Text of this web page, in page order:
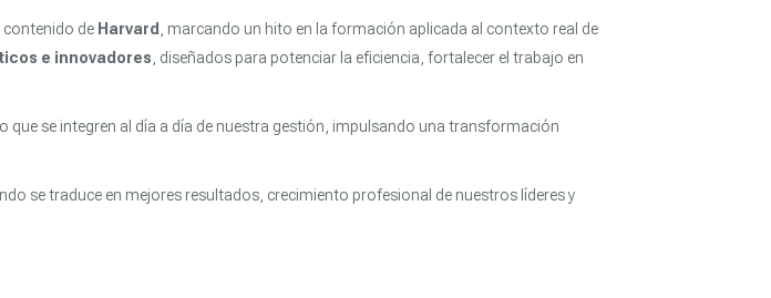
de Harvard , marcando un hito en la formación aplicada al contexto real de
e innovadores, diseñados para potenciar la eficiencia, fortalecer el trabajo en
que se integren al día a día de nuestra gestión, impulsando una transformación
se traduce en mejores resultados, crecimiento profesional de nuestros líderes y